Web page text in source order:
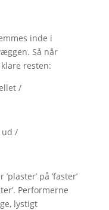
inde i
Så når
resten:
/
ud /
på ’faster’
Performerne
lystigt